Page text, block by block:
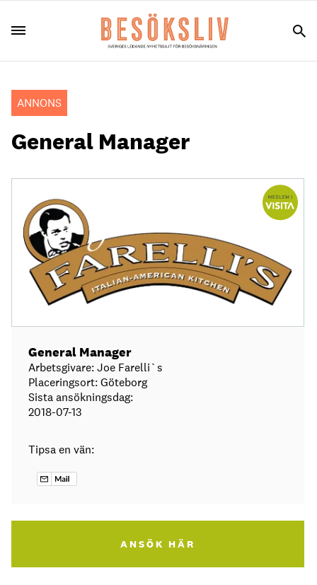
ANNONS
General Manager
General Manager
Arbetsgivare: Joe Farelli`s
Placeringsort: Göteborg
Sista ansökningsdag:
2018-07-13
Tipsa en vän:
ANSÖK HÄR